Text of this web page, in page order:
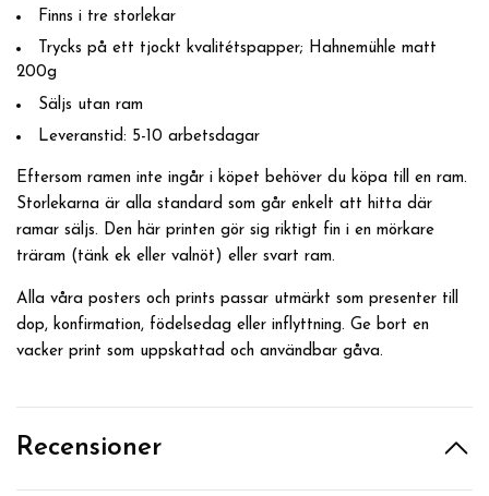
Finns i tre storlekar
Trycks på ett tjockt kvalitétspapper; Hahnemühle matt
200g
Säljs utan ram
Leveranstid: 5-10 arbetsdagar
Eftersom ramen inte ingår i köpet behöver du köpa till en ram.
Storlekarna är alla standard som går enkelt att hitta där
ramar säljs. Den här printen gör sig riktigt fin i en mörkare
träram (tänk ek eller valnöt) eller svart ram.
Alla våra posters och prints passar utmärkt som presenter till
dop, konfirmation, födelsedag eller inflyttning. Ge bort en
vacker print som uppskattad och användbar gåva.
Recensioner